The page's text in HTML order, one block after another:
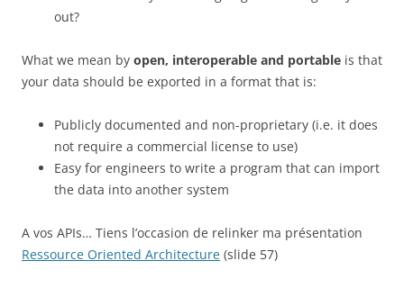
out?
What we mean by open, interoperable and portable is that
your data should be exported in a format that is:
Publicly documented and non-proprietary (i.e. it does
not require a commercial license to use)
Easy for engineers to write a program that can import
the data into another system
A vos APIs… Tiens l’occasion de relinker ma présentation
Ressource Oriented Architecture (slide 57)